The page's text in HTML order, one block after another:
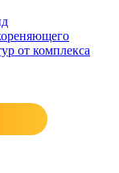
от комплекса